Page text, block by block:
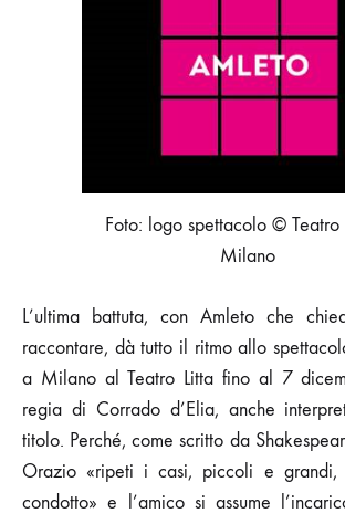
Foto: logo spettacolo © Teatro
Milano
L’ultima battuta, con Amleto che
raccontare, dà tutto il ritmo allo
a Milano al Teatro Litta fino al 7
regia di Corrado d’Elia, anche
titolo. Perché, come scritto da
Orazio «ripeti i casi, piccoli e
condotto» e l’amico si assume